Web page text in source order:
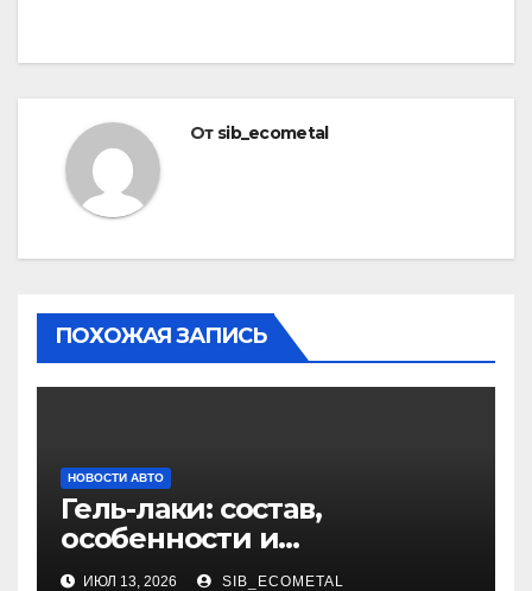
От sib_ecometal
ПОХОЖАЯ ЗАПИСЬ
НОВОСТИ АВТО
Гель-лаки: состав,
особенности и
применение в маникюре
ИЮЛ 13, 2026 SIB_ECOMETAL